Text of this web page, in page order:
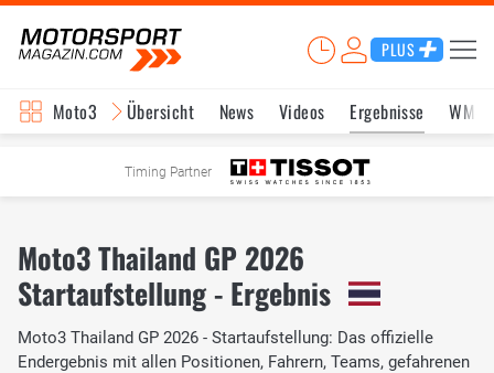
PLUS
Moto3 Übersicht News Videos Ergebnisse WM-
Timing Partner
Moto3 Thailand GP 2026
Startaufstellung - Ergebnis
Moto3 Thailand GP 2026 - Startaufstellung: Das offizielle
Endergebnis mit allen Positionen, Fahrern, Teams, gefahrenen